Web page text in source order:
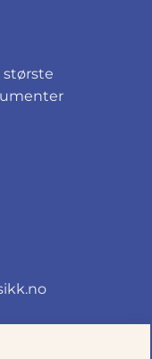
største